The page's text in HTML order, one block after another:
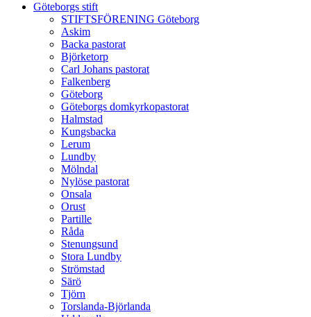
Göteborgs stift
STIFTSFÖRENING Göteborg
Askim
Backa pastorat
Björketorp
Carl Johans pastorat
Falkenberg
Göteborg
Göteborgs domkyrkopastorat
Halmstad
Kungsbacka
Lerum
Lundby
Mölndal
Nylöse pastorat
Onsala
Orust
Partille
Råda
Stenungsund
Stora Lundby
Strömstad
Särö
Tjörn
Torslanda-Björlanda